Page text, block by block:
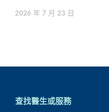
2026 年 7 月 23 日
查找醫生或服務